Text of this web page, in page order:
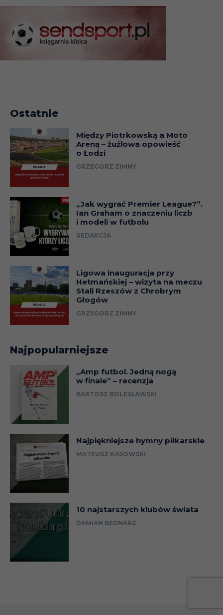
Ostatnie
Między Piotrkowską a Moto
Areną – żużlowa opowieść
o Łodzi
GRZEGORZ ZIMNY
„Jak wygrać Premier League?”.
Ian Graham o znaczeniu liczb
i modeli w futbolu
REDAKCJA
Ligowa inauguracja przy
Hetmańskiej – wizyta na meczu
Stali Rzeszów z Chrobrym
Głogów
GRZEGORZ ZIMNY
Najpopularniejsze
„Amp futbol. Jedną nogą
w finale” – recenzja
BARTOSZ BOLESŁAWSKI
Najpiękniejsze hymny piłkarskie
MATEUSZ KASOWSKI
10 najstarszych klubów świata
DAMIAN BEDNARZ